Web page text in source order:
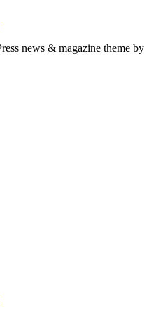
news & magazine theme by